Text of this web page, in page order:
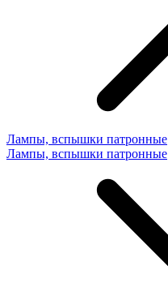
Лампы, вспышки патронные
Лампы, вспышки патронные